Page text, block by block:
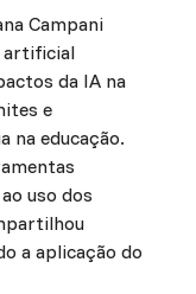
Campani
artificial
da IA na
e
na educação.
uso dos
a aplicação do